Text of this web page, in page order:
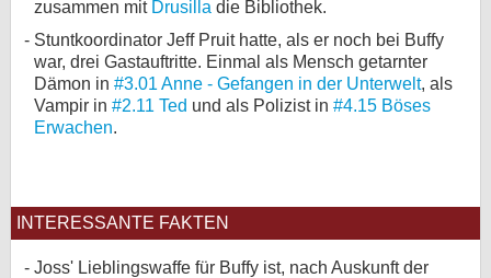
zusammen mit Drusilla die Bibliothek.
Stuntkoordinator Jeff Pruit hatte, als er noch bei Buffy
war, drei Gastauftritte. Einmal als Mensch getarnter
Dämon in #3.01 Anne - Gefangen in der Unterwelt, als
Vampir in #2.11 Ted und als Polizist in #4.15 Böses
Erwachen.
INTERESSANTE FAKTEN
Joss' Lieblingswaffe für Buffy ist, nach Auskunft der